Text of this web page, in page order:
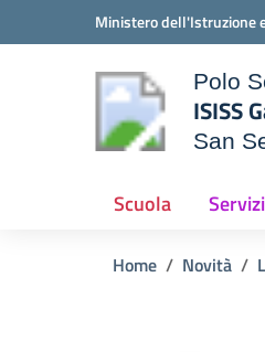
Vai ai contenuti
Vai al menu di navigazione
Ministero dell'Istruzione
della scuola
Polo
ISISS
San
Scuola Servizi
Home Novità